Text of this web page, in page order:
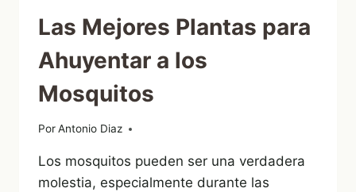
Las Mejores Plantas para
Ahuyentar a los
Mosquitos
PorAntonio Diaz
10/06/2024
Los mosquitos pueden ser una verdadera
molestia, especialmente durante las